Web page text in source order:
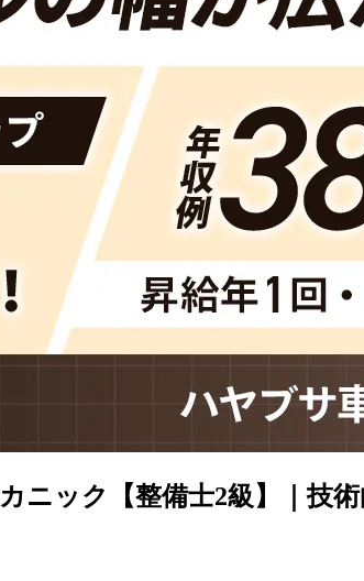
ニック【整備士2級】｜技